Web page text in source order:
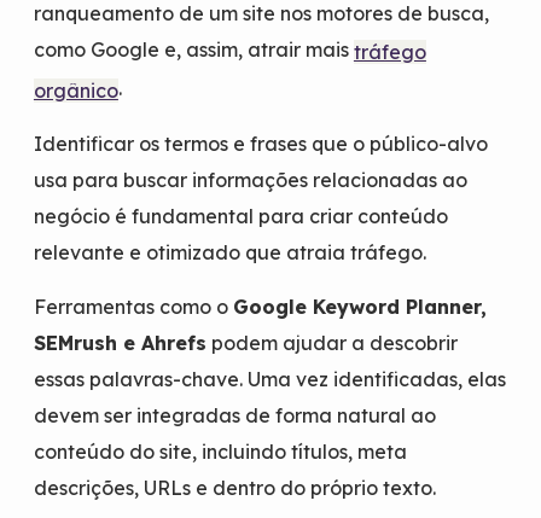
ranqueamento de um site nos motores de busca,
como Google e, assim, atrair mais tráfego
orgânico.
Identificar os termos e frases que o público-alvo
usa para buscar informações relacionadas ao
negócio é fundamental para criar conteúdo
relevante e otimizado que atraia tráfego.
Ferramentas como o Google Keyword Planner,
SEMrush e Ahrefs podem ajudar a descobrir
essas palavras-chave. Uma vez identificadas, elas
devem ser integradas de forma natural ao
conteúdo do site, incluindo títulos, meta
descrições, URLs e dentro do próprio texto.